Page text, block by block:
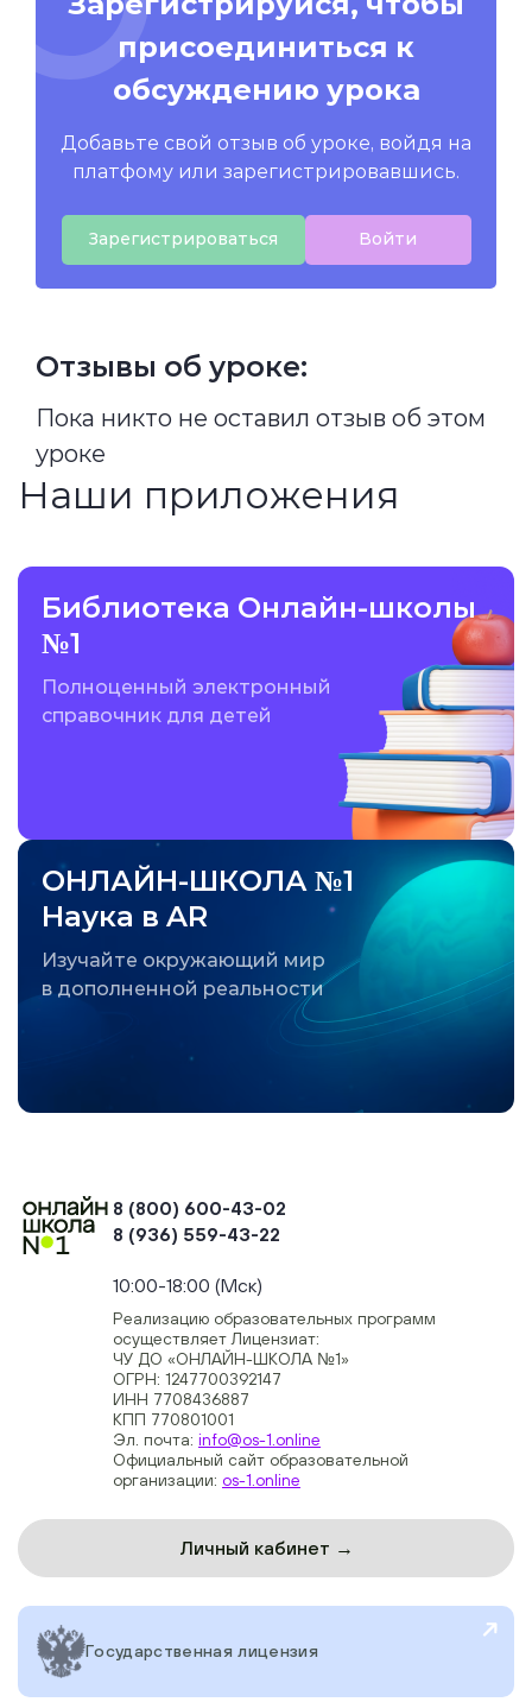
присоединиться к
обсуждению урока
Добавьте свой отзыв об уроке, войдя на
платфому или зарегистрировавшись.
Зарегистрироваться Войти
Отзывы об уроке:
Пока никто не оставил отзыв об этом
уроке
Наши приложения
Библиотека Онлайн-школы
№1
Полноценный электронный
справочник для детей
ОНЛАЙН-ШКОЛА №1
Наука в AR
Изучайте окружающий мир
в дополненной реальности
8 (800) 600-43-02
8 (936) 559-43-22
10:00-18:00 (Мск)
Реализацию образовательных программ
осуществляет Лицензиат:
ЧУ ДО «ОНЛАЙН-ШКОЛА №1»
ОГРН: 1247700392147
ИНН 7708436887
КПП 770801001
Эл. почта: info@os-1.online
Официальный сайт образовательной
организации: os-1.online
Личный кабинет →
Государственная лицензия